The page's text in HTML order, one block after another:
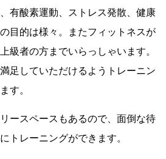
有酸素運動、ストレス発散、健康
目的は様々。またフィットネスが
級者の方までいらっしゃいます。
足していただけるようトレーニン
す。
ースペースもあるので、面倒な待
トレーニングができます。